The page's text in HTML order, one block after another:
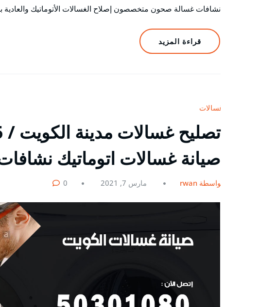
نشافات غسالة صحون متخصصون إصلاح الغسالات الأتوماتيك والعادية
قراءة المزيد
غسالات
صيانة غسالات اتوماتيك
بواسطة rwan مارس 7, 2021 0